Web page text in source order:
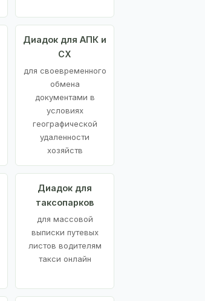
Диадок для АПК и
СХ
для своевременного
обмена
документами в
условиях
географической
удаленности
хозяйств
Диадок для
таксопарков
для массовой
выписки путевых
листов водителям
такси онлайн